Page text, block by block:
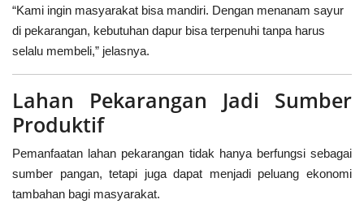
“Kami ingin masyarakat bisa mandiri. Dengan menanam sayur
di pekarangan, kebutuhan dapur bisa terpenuhi tanpa harus
selalu membeli,” jelasnya.
Lahan Pekarangan Jadi Sumber
Produktif
Pemanfaatan lahan pekarangan tidak hanya berfungsi sebagai
sumber pangan, tetapi juga dapat menjadi peluang ekonomi
tambahan bagi masyarakat.